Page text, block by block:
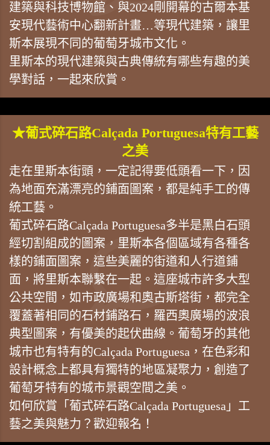
建築與科技博物館、與2024剛開幕的古爾本基
安現代藝術中心翻新計畫…等現代建築，讓里
斯本展現不同的葡萄牙城市文化。
里斯本的現代建築與古典傳統有哪些有趣的美
學對話，一起來欣賞。
★葡式碎石路Calçada Portuguesa特有工藝
之美
走在里斯本街頭，一定記得要低頭看一下，因
為地面充滿漂亮的鋪面圖案，都是純手工的傳
統工藝。
葡式碎石路Calçada Portuguesa多半是黑白石頭
經切割組成的圖案，里斯本各個區域有各種各
樣的鋪面圖案，這些美麗的街道和人行道鋪
面，將里斯本聯繫在一起。這座城市許多大型
公共空間，如市政廣場和奧古斯塔街，都完全
覆蓋著相同的石材鋪路石，羅西奧廣場的波浪
典型圖案，有優美的起伏曲線。葡萄牙的其他
城市也有特有的Calçada Portuguesa，在色彩和
設計概念上都具有獨特的地區凝聚力，創造了
葡萄牙特有的城市景觀空間之美。
如何欣賞「葡式碎石路Calçada Portuguesa」工
藝之美與魅力？歡迎報名！